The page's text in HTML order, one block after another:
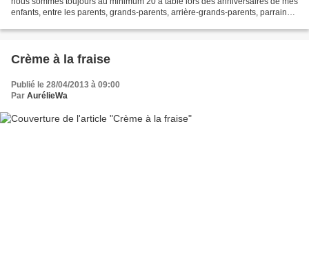
enfants, entre les parents, grands-parents, arrière-grands-parents, parrains
Crème à la fraise
Publié le 28/04/2013 à 09:00
Par AurélieWa